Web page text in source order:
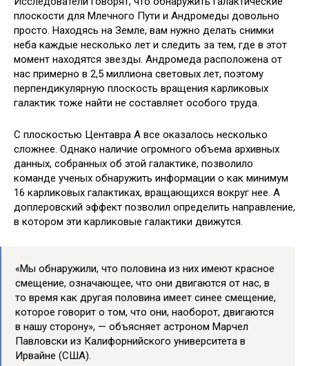
плоскости для Млечного Пути и Андромеды довольно
просто. Находясь на Земле, вам нужно делать снимки
неба каждые несколько лет и следить за тем, где в этот
момент находятся звезды. Андромеда расположена от
нас примерно в 2,5 миллиона световых лет, поэтому
перпендикулярную плоскость вращения карликовых
галактик тоже найти не составляет особого труда.
С плоскостью Центавра A все оказалось несколько
сложнее. Однако наличие огромного объема архивных
данных, собранных об этой галактике, позволило
команде ученых обнаружить информации о как минимум
16 карликовых галактиках, вращающихся вокруг нее. А
доплеровский эффект позволил определить направление,
в котором эти карликовые галактики движутся.
«Мы обнаружили, что половина из них имеют красное
смещение, означающее, что они двигаются от нас, в
то время как другая половина имеет синее смещение,
которое говорит о том, что они, наоборот, двигаются
в нашу сторону», — объясняет астроном Марчел
Павловски из Калифорнийского университета в
Ирвайне (США).